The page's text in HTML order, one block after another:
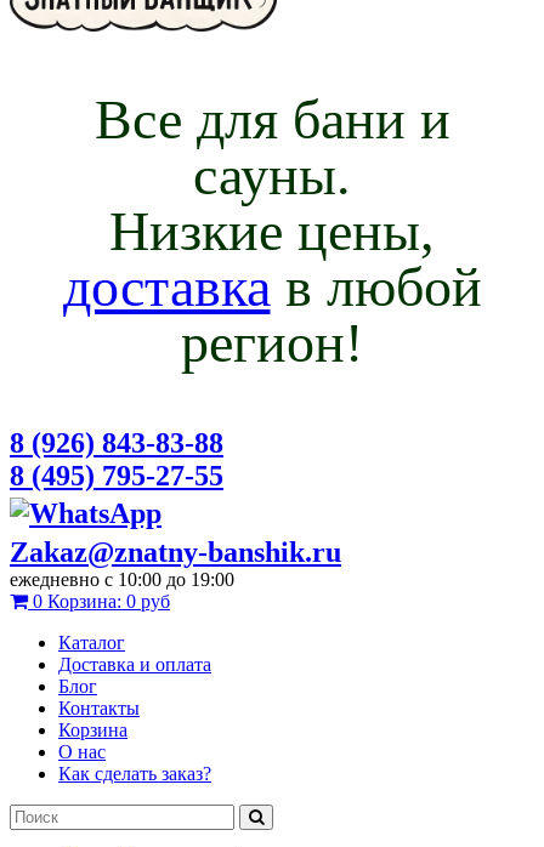
Все для бани и
сауны.
Низкие цены,
доставка в любой
регион!
8 (926) 843-83-88
8 (495) 795-27-55
Zakaz@znatny-banshik.ru
ежедневно с 10:00 до 19:00
0 Корзина: 0 руб
Каталог
Доставка и оплата
Блог
Контакты
Корзина
О нас
Как сделать заказ?